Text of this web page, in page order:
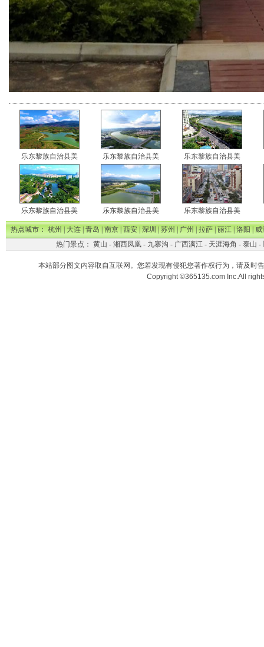
乐东黎族自治县美 乐东黎族自治县美 乐东黎族自治县美
乐东黎族自治县美 乐东黎族自治县美 乐东黎族自治县美
热点城市：杭州|大连|青岛|南京|西安|深圳|苏州|广州|拉萨|丽江|洛阳|威
热门景点： 黄山 - 湘西凤凰- 九寨沟 - 广西漓江- 天涯海角 - 泰山 -
本站部分图文内容取自互联网。您若发现有侵犯您著作权行为，请及时
Copyright ©365135.com Inc.All